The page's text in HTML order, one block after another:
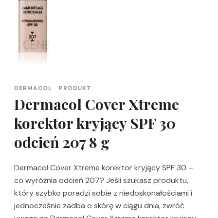
DERMACOL PRODUKT
Dermacol Cover Xtreme
korektor kryjący SPF 30
odcień 207 8 g
Dermacol Cover Xtreme korektor kryjący SPF 30 –
co wyróżnia odcień 207? Jeśli szukasz produktu,
który szybko poradzi sobie z niedoskonałościami i
jednocześnie zadba o skórę w ciągu dnia, zwróć